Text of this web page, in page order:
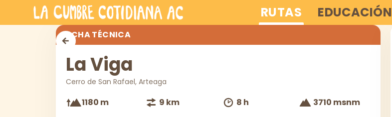
Saltar al contenido principal RUTAS EDUCACIÓN
FICHA TÉCNICA
La Viga
Cerro de San Rafael, Arteaga
1180 m 9 km 8 h 3710 msnm